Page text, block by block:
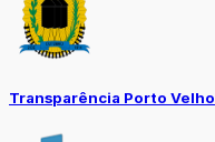
Transparência Porto Velho